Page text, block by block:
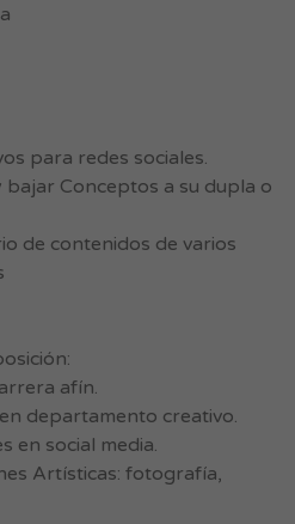
para redes sociales.
bajar Conceptos a su dupla o
de contenidos de varios
afín.
departamento creativo.
en social media.
Artísticas: fotografía,